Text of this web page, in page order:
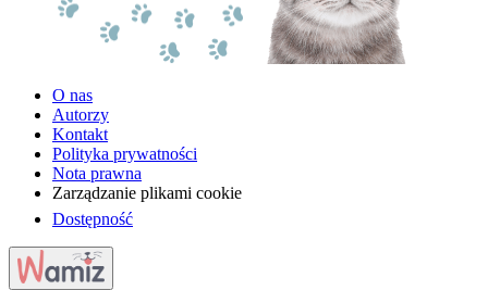
O nas
Autorzy
Kontakt
Polityka prywatności
Nota prawna
Zarządzanie plikami cookie
Dostępność